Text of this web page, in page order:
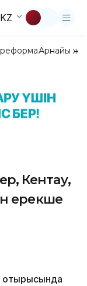
KZ
реформаАрнайы
Кентау,
ерекше
отырысында